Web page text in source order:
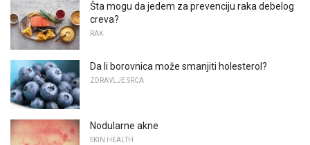
Šta mogu da jedem za prevenciju raka debelog
creva?
RAK
Da li borovnica može smanjiti holesterol?
ZDRAVLJE SRCA
Nodularne akne
SKIN HEALTH